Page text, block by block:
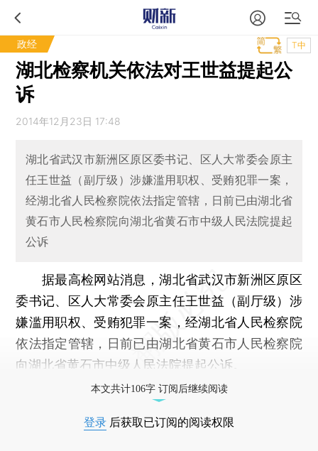
政经 T中
湖北检察机关依法对王世益提起公
诉
2014年12月23日 17:48
湖北省武汉市新洲区原区委书记、区人大常委会原主
任王世益（副厅级）涉嫌滥用职权、受贿犯罪一案，
经湖北省人民检察院依法指定管辖，日前已由湖北省
黄石市人民检察院向湖北省黄石市中级人民法院提起
公诉
据最高检网站消息，湖北省武汉市新洲区原区
委书记、区人大常委会原主任王世益（副厅级）涉
嫌滥用职权、受贿犯罪一案，经湖北省人民检察院
依法指定管辖，日前已由湖北省黄石市人民检察院
向湖北省黄石市中级人民法院提起公诉。
本文共计106字 订阅后继续阅读
登录 后获取已订阅的阅读权限